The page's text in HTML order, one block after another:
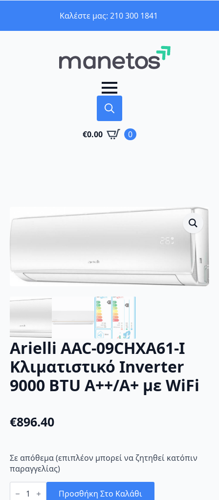
Καλέστε μας: 210 300 1841
for:
€0.00 0
Arielli AAC-09CHXA61-I
Κλιματιστικό Inverter
9000 BTU A++/A+ με WiFi
€896.40
Σε απόθεμα (επιπλέον μπορεί να ζητηθεί κατόπιν
παραγγελίας)
Arielli
AAC- Προσθήκη Στο Καλάθι